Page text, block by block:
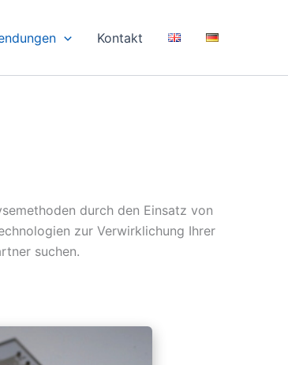
Kontakt
durch den Einsatz von
zur Verwirklichung Ihrer
suchen.